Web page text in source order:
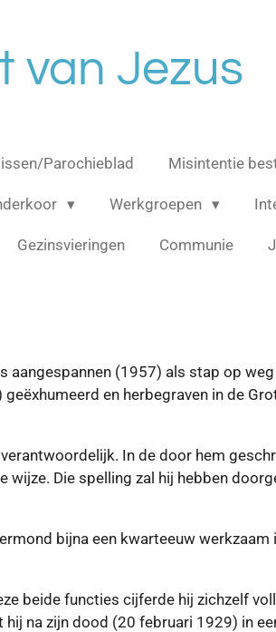
van Jezus
Parochieblad Misintentie
Werkgroepen
Gezinsvieringen Communie
aangespannen (1957) als stap op
en herbegraven in de
In de door hem
Die spelling zal hij hebben
bijna een kwarteeuw werkzaam
beide functies cijferde hij zichzelf
na zijn dood (20 februari 1929) in